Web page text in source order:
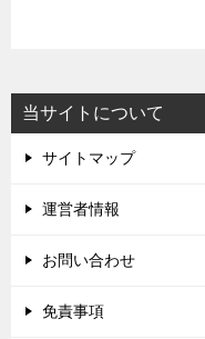
当サイトについて
サイトマップ
運営者情報
お問い合わせ
免責事項